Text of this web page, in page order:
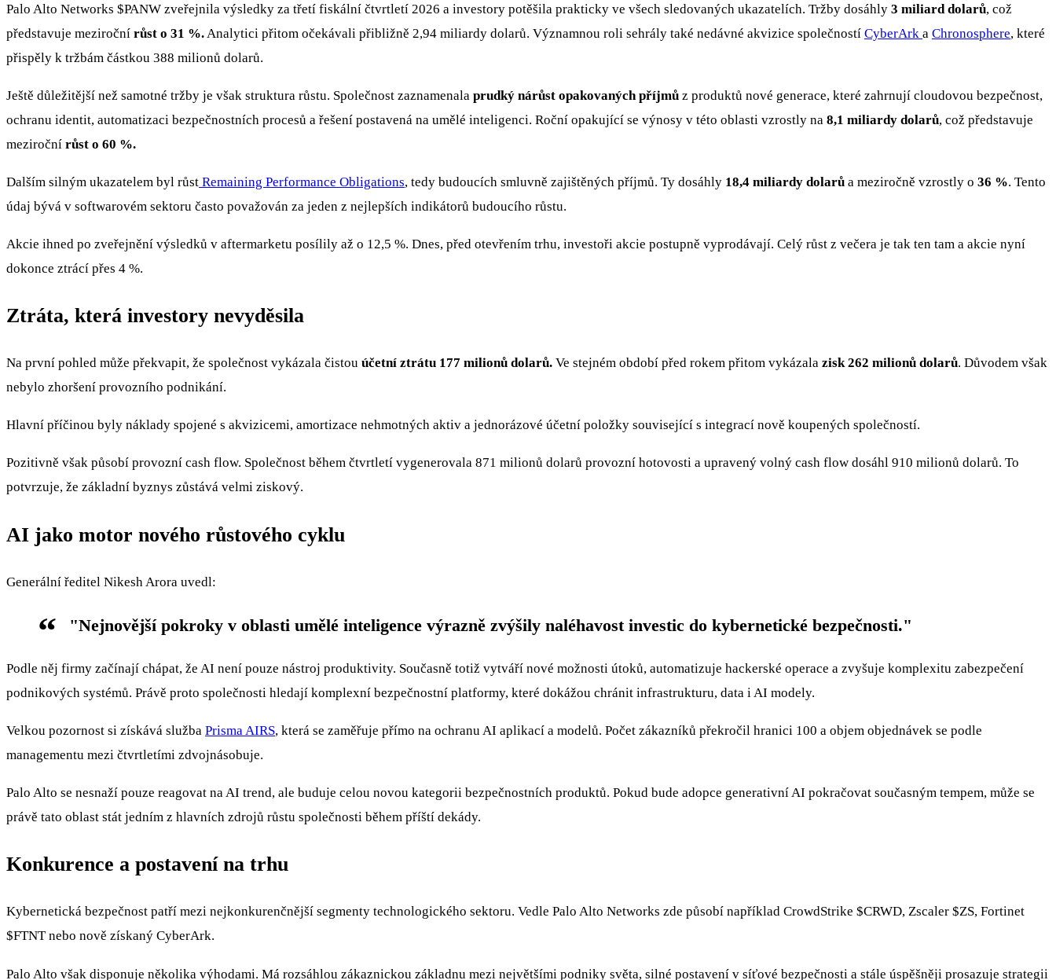
Palo Alto Networks $PANW zveřejnila výsledky za třetí fiskální čtvrtletí 2026 a investory potěšila prakticky ve všech sledovaných ukazatelích. Tržby dosáhly 3 miliard dolarů, což
představuje meziroční růst o 31 %. Analytici přitom očekávali přibližně 2,94 miliardy dolarů. Významnou roli sehrály také nedávné akvizice společností CyberArk a Chronosphere, které
přispěly k tržbám částkou 388 milionů dolarů.
Ještě důležitější než samotné tržby je však struktura růstu. Společnost zaznamenala prudký nárůst opakovaných příjmů z produktů nové generace, které zahrnují cloudovou bezpečnost,
ochranu identit, automatizaci bezpečnostních procesů a řešení postavená na umělé inteligenci. Roční opakující se výnosy v této oblasti vzrostly na 8,1 miliardy dolarů, což představuje
meziroční růst o 60 %.
Dalším silným ukazatelem byl růst Remaining Performance Obligations, tedy budoucích smluvně zajištěných příjmů. Ty dosáhly 18,4 miliardy dolarů a meziročně vzrostly o 36 %. Tento
údaj bývá v softwarovém sektoru často považován za jeden z nejlepších indikátorů budoucího růstu.
Akcie ihned po zveřejnění výsledků v aftermarketu posílily až o 12,5 %. Dnes, před otevřením trhu, investoři akcie postupně vyprodávají. Celý růst z večera je tak ten tam a akcie nyní
dokonce ztrácí přes 4 %.
Ztráta, která investory nevyděsila
Na první pohled může překvapit, že společnost vykázala čistou účetní ztrátu 177 milionů dolarů. Ve stejném období před rokem přitom vykázala zisk 262 milionů dolarů. Důvodem však
nebylo zhoršení provozního podnikání.
Hlavní příčinou byly náklady spojené s akvizicemi, amortizace nehmotných aktiv a jednorázové účetní položky související s integrací nově koupených společností.
Pozitivně však působí provozní cash flow. Společnost během čtvrtletí vygenerovala 871 milionů dolarů provozní hotovosti a upravený volný cash flow dosáhl 910 milionů dolarů. To
potvrzuje, že základní byznys zůstává velmi ziskový.
AI jako motor nového růstového cyklu
Generální ředitel Nikesh Arora uvedl:
"Nejnovější pokroky v oblasti umělé inteligence výrazně zvýšily naléhavost investic do kybernetické bezpečnosti."
Podle něj firmy začínají chápat, že AI není pouze nástroj produktivity. Současně totiž vytváří nové možnosti útoků, automatizuje hackerské operace a zvyšuje komplexitu zabezpečení
podnikových systémů. Právě proto společnosti hledají komplexní bezpečnostní platformy, které dokážou chránit infrastrukturu, data i AI modely.
Velkou pozornost si získává služba Prisma AIRS, která se zaměřuje přímo na ochranu AI aplikací a modelů. Počet zákazníků překročil hranici 100 a objem objednávek se podle
managementu mezi čtvrtletími zdvojnásobuje.
Palo Alto se nesnaží pouze reagovat na AI trend, ale buduje celou novou kategorii bezpečnostních produktů. Pokud bude adopce generativní AI pokračovat současným tempem, může se
právě tato oblast stát jedním z hlavních zdrojů růstu společnosti během příští dekády.
Konkurence a postavení na trhu
Kybernetická bezpečnost patří mezi nejkonkurenčnější segmenty technologického sektoru. Vedle Palo Alto Networks zde působí například CrowdStrike $CRWD, Zscaler $ZS, Fortinet
$FTNTnebo nově získaný CyberArk.
Palo Alto však disponuje několika výhodami. Má rozsáhlou zákaznickou základnu mezi největšími podniky světa, silné postavení v síťové bezpečnosti a stále úspěšněji prosazuje strategii